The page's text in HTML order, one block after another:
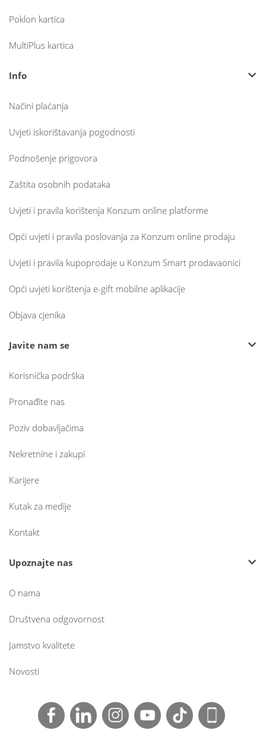
Poklon kartica
MultiPlus kartica
Info
Načini plaćanja
Uvjeti iskorištavanja pogodnosti
Podnošenje prigovora
Zaštita osobnih podataka
Uvjeti i pravila korištenja Konzum online platforme
Opći uvjeti i pravila poslovanja za Konzum online prodaju
Uvjeti i pravila kupoprodaje u Konzum Smart prodavaonici
Opći uvjeti korištenja e-gift mobilne aplikacije
Objava cjenika
Javite nam se
Korisnička podrška
Pronađite nas
Poziv dobavljačima
Nekretnine i zakupi
Karijere
Kutak za medije
Kontakt
Upoznajte nas
O nama
Društvena odgovornost
Jamstvo kvalitete
Novosti